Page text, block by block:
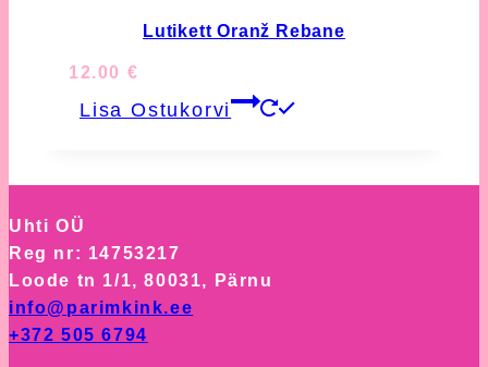
Lutikett Oranž Rebane
12.00 €
Lisa Ostukorvi
Uhti OÜ
Reg nr: 14753217
Loode tn 1/1, 80031, Pärnu
info@parimkink.ee
+372 505 6794